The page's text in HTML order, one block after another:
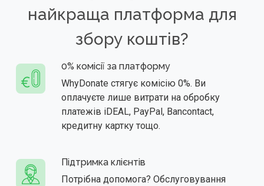
найкраща платформа для
збору коштів?
0% комісії за платформу
WhyDonate стягує комісію 0%. Ви
оплачуєте лише витрати на обробку
платежів iDEAL, PayPal, Bancontact,
кредитну картку тощо.
Підтримка клієнтів
Потрібна допомога? Обслуговування